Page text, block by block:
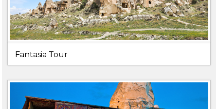
Fantasia Tour